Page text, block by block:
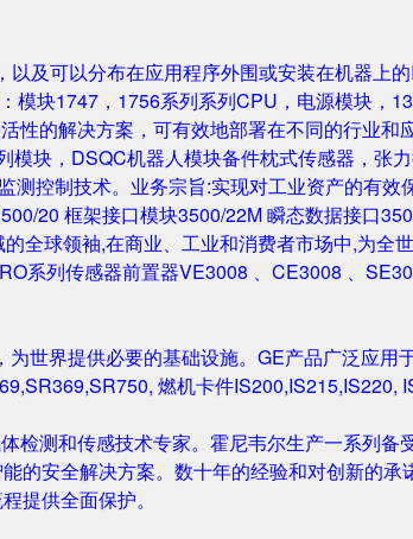
及可以分布在应用程序外围或安装在机器上
模块1747，1756系列系列CPU，电源模块，
性的解决方案，可有效地部署在不同的行业
块，DSQC机器人模块备件枕式传感器，张
测控制技术。业务宗旨:实现对工业资产的有
20 框架接口模块3500/22M 瞬态数据接口
全球领袖,在商业、工业和消费者市场中,为
系列传感器前置器VE3008 、CE3008 、
世界提供必要的基础设施。GE产品广泛应
燃机卡件
检测和传感技术专家。霍尼韦尔生产一系列
的安全解决方案。数十年的经验和对创新的
提供全面保护。